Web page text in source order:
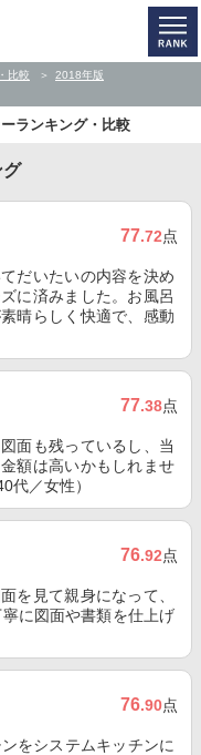
比較
2018年版
ランキング・比較
グ
77.72点
だいたいの内容を決め
に済みました。お風呂
晴らしく快適で、感動
77.38点
面も残っているし、当
額は高いかもしれませ
代／女性）
76.92点
を見て親身になって、
に図面や書類を仕上げ
76.90点
をシステムキッチンに